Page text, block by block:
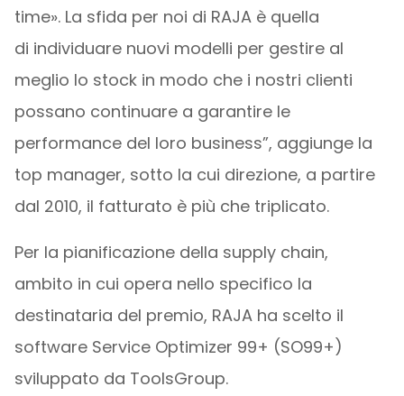
time». La sfida per noi di RAJA è quella
di individuare nuovi modelli per gestire al
meglio lo stock in modo che i nostri clienti
possano continuare a garantire le
performance del loro business”, aggiunge la
top manager, sotto la cui direzione, a partire
dal 2010, il fatturato è più che triplicato.
Per la pianificazione della supply chain,
ambito in cui opera nello specifico la
destinataria del premio, RAJA ha scelto il
software Service Optimizer 99+ (SO99+)
sviluppato da ToolsGroup.